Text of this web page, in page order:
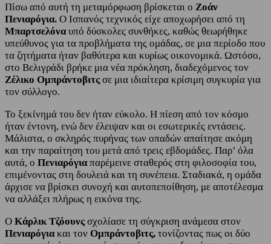
Πίσω από αυτή τη μεταμόρφωση βρίσκεται ο Ζοάν
Πενιαρόγια. Ο Ισπανός τεχνικός είχε αποχωρήσει από τη
Μπαρτσελόναυπό δύσκολες συνθήκες, καθώς θεωρήθηκε
υπεύθυνος για τα προβλήματα της ομάδας, σε μια περίοδο που
τα ζητήματα ήταν βαθύτερα και κυρίως οικονομικά. Ωστόσο,
στο Βελιγράδι βρήκε μια νέα πρόκληση, διαδεχόμενος τον
Ζέλικο Ομπράντοβιτς σε μια ιδιαίτερα κρίσιμη συγκυρία για
τον σύλλογο.
Το ξεκίνημά του δεν ήταν εύκολο. Η πίεση από τον κόσμο
ήταν έντονη, ενώ δεν έλειψαν και οι εσωτερικές εντάσεις.
Μάλιστα, ο σκληρός πυρήνας των οπαδών απαίτησε ακόμη
και την παραίτηση του μετά από τρεις εβδομάδες. Παρ’ όλα
αυτά, ο Πενιαρόγιαπαρέμεινε σταθερός στη φιλοσοφία του,
επιμένοντας στη δουλειά και τη συνέπεια. Σταδιακά, η ομάδα
άρχισε να βρίσκει συνοχή και αυτοπεποίθηση, με αποτέλεσμα
να αλλάξει πλήρως η εικόνα της.
Ο Κάρλικ Τζόουνς σχολίασε τη σύγκριση ανάμεσα στον
Πενιαρόγιακαι τον Ομπράντοβιτς, τονίζοντας πως οι δύο